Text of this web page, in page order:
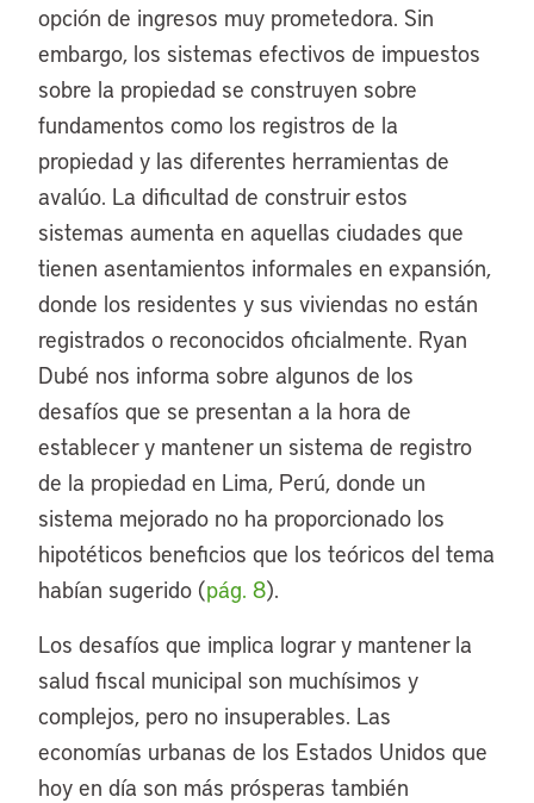
opción de ingresos muy prometedora. Sin
embargo, los sistemas efectivos de impuestos
sobre la propiedad se construyen sobre
fundamentos como los registros de la
propiedad y las diferentes herramientas de
avalúo. La dificultad de construir estos
sistemas aumenta en aquellas ciudades que
tienen asentamientos informales en expansión,
donde los residentes y sus viviendas no están
registrados o reconocidos oficialmente. Ryan
Dubé nos informa sobre algunos de los
desafíos que se presentan a la hora de
establecer y mantener un sistema de registro
de la propiedad en Lima, Perú, donde un
sistema mejorado no ha proporcionado los
hipotéticos beneficios que los teóricos del tema
habían sugerido (pág. 8).
Los desafíos que implica lograr y mantener la
salud fiscal municipal son muchísimos y
complejos, pero no insuperables. Las
economías urbanas de los Estados Unidos que
hoy en día son más prósperas también